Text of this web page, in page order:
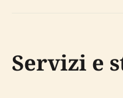
Servizi e